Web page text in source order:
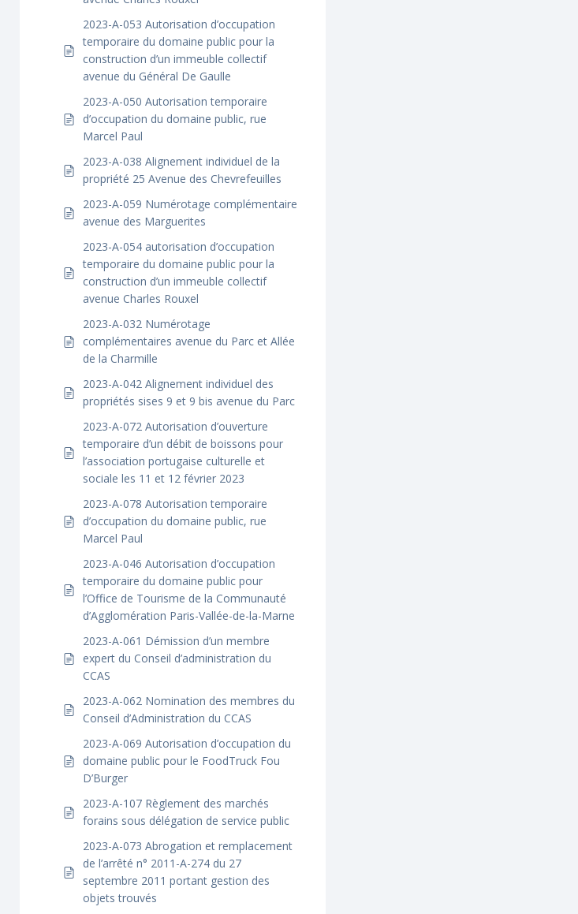
2023-A-053 Autorisation d’occupation
temporaire du domaine public pour la
construction d’un immeuble collectif
avenue du Général De Gaulle
2023-A-050 Autorisation temporaire
d’occupation du domaine public, rue
Marcel Paul
2023-A-038 Alignement individuel de la
propriété 25 Avenue des Chevrefeuilles
2023-A-059 Numérotage complémentaire
avenue des Marguerites
2023-A-054 autorisation d’occupation
temporaire du domaine public pour la
construction d’un immeuble collectif
avenue Charles Rouxel
2023-A-032 Numérotage
complémentaires avenue du Parc et Allée
de la Charmille
2023-A-042 Alignement individuel des
propriétés sises 9 et 9 bis avenue du Parc
2023-A-072 Autorisation d’ouverture
temporaire d’un débit de boissons pour
l’association portugaise culturelle et
sociale les 11 et 12 février 2023
2023-A-078 Autorisation temporaire
d’occupation du domaine public, rue
Marcel Paul
2023-A-046 Autorisation d’occupation
temporaire du domaine public pour
l’Office de Tourisme de la Communauté
d’Agglomération Paris-Vallée-de-la-Marne
2023-A-061 Démission d’un membre
expert du Conseil d’administration du
CCAS
2023-A-062 Nomination des membres du
Conseil d’Administration du CCAS
2023-A-069 Autorisation d’occupation du
domaine public pour le FoodTruck Fou
D’Burger
2023-A-107 Règlement des marchés
forains sous délégation de service public
2023-A-073 Abrogation et remplacement
de l’arrêté n° 2011-A-274 du 27
septembre 2011 portant gestion des
objets trouvés